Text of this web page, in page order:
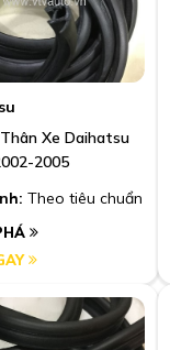
Xe Daihatsu
2005
Theo tiêu chuẩn